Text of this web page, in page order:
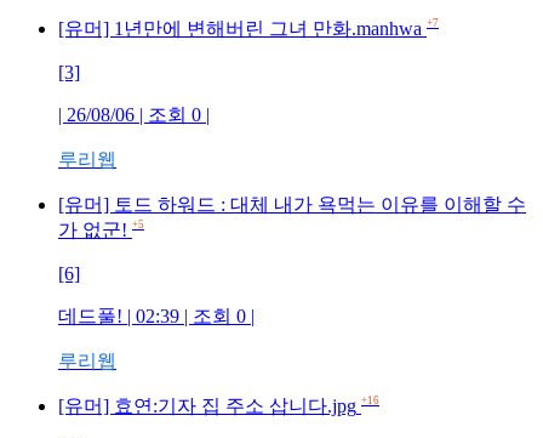
[유머] 1년만에 변해버린 그녀 만화.manhwa +7
[3]
| 26/08/06 | 조회 0 |
루리웹
[유머] 토드 하워드 : 대체 내가 욕먹는 이유를 이해할 수
가 없군! +5
[6]
데드풀! | 02:39 | 조회 0 |
루리웹
[유머] 효연:기자 집 주소 삽니다.jpg +16